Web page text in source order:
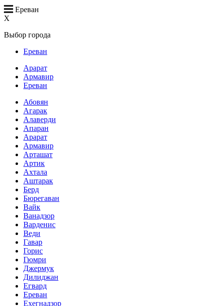
Ереван
X
Выбор города
Ереван
Арарат
Армавир
Ереван
Абовян
Агарак
Алаверди
Апаран
Арарат
Армавир
Арташат
Артик
Ахтала
Аштарак
Берд
Бюрегаван
Вайк
Ванадзор
Варденис
Веди
Гавар
Горис
Гюмри
Джермук
Дилиджан
Егвард
Ереван
Ехегнадзор